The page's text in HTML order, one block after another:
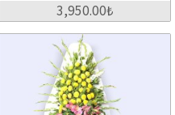
3,950.00₺